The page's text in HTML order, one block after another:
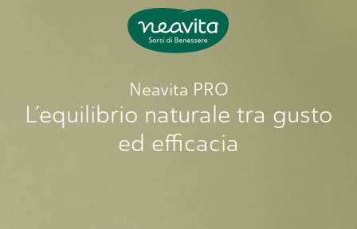
Neavita
Neavita PRO
L’equilibrio naturale tra gusto
ed efficacia